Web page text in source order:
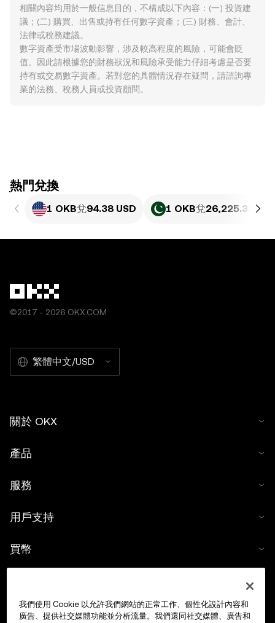
相關內容均用於一般信息目的，不構成以下內容：(一) 投資建
議；(二) 購買、出售或持有任何數字資產；(三) 財務、會計、
法律或稅務建議。
數字資產受市場波動影響，涉及較高程度的風險，可能會貶
值。因此請根據您的財務狀況和風險承受能力仔細考慮是否要
持有或交易數字資產。若對您的具體情況存在疑問，請諮詢專
業的法務、稅務人員或投資顧問。
ִִִִִִִִִִִִִִִִִִִִִִִִִִִִִִִִִִִִִִִִִִִִִִִִ熱門兌換
1 OKB兌94.38 USD 1 OKB兌26,225.33 PKR
©2017 - 2026 OKX.COM
繁體中文/USD
關於 OKX
產品
服務
用戶支持
買幣
交易
我們使用 Cookie 以允許我們網站的正常工作、個性化設計內容和
廣告、提供社交媒體功能並分析流量。我們還同社交媒體、廣告和